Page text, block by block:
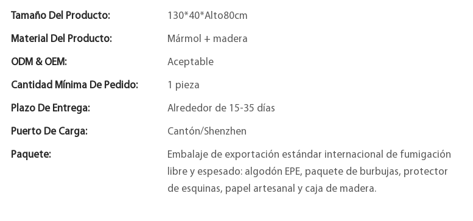
Tamaño Del Producto: 130*40*Alto80cm
Material Del Producto: Mármol + madera
ODM & OEM: Aceptable
Cantidad Mínima De Pedido: 1 pieza
Plazo De Entrega: Alrededor de 15-35 días
Puerto De Carga: Cantón/Shenzhen
Paquete:
Embalaje de exportación estándar internacional de fumigación
libre y espesado: algodón EPE, paquete de burbujas, protector
de esquinas, papel artesanal y caja de madera.